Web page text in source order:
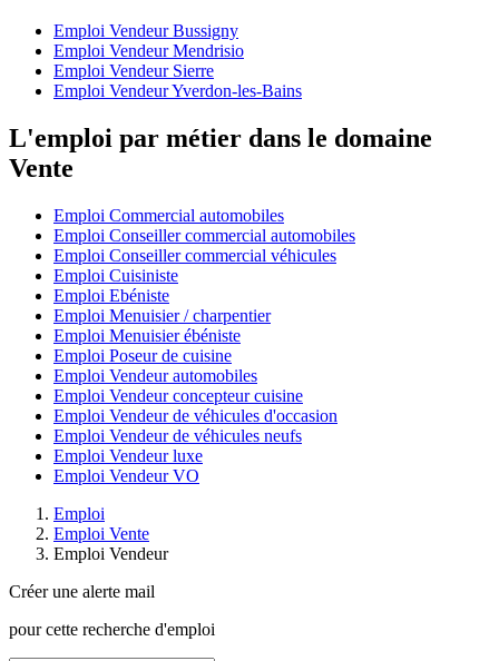
Emploi Vendeur Bussigny
Emploi Vendeur Mendrisio
Emploi Vendeur Sierre
Emploi Vendeur Yverdon-les-Bains
L'emploi par métier dans le domaine
Vente
Emploi Commercial automobiles
Emploi Conseiller commercial automobiles
Emploi Conseiller commercial véhicules
Emploi Cuisiniste
Emploi Ebéniste
Emploi Menuisier / charpentier
Emploi Menuisier ébéniste
Emploi Poseur de cuisine
Emploi Vendeur automobiles
Emploi Vendeur concepteur cuisine
Emploi Vendeur de véhicules d'occasion
Emploi Vendeur de véhicules neufs
Emploi Vendeur luxe
Emploi Vendeur VO
Emploi
Emploi Vente
Emploi Vendeur
Créer une alerte mail
pour cette recherche d'emploi